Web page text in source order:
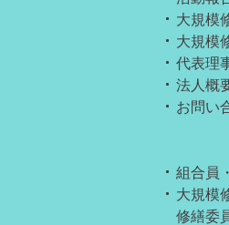
大規模
大規模
代表理
法人概
お問い
組合員
大規模
修繕委